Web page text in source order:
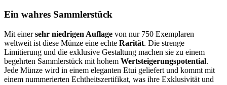
Ein wahres Sammlerstück
Mit einersehr niedrigen Auflage von nur 750 Exemplaren
weltweit ist diese Münze eine echte Rarität. Die strenge
Limitierung und die exklusive Gestaltung machen sie zu einem
begehrten Sammlerstück mit hohem Wertsteigerungspotential.
Jede Münze wird in einem eleganten Etui geliefert und kommt mit
einem nummerierten Echtheitszertifikat, was ihre Exklusivität und